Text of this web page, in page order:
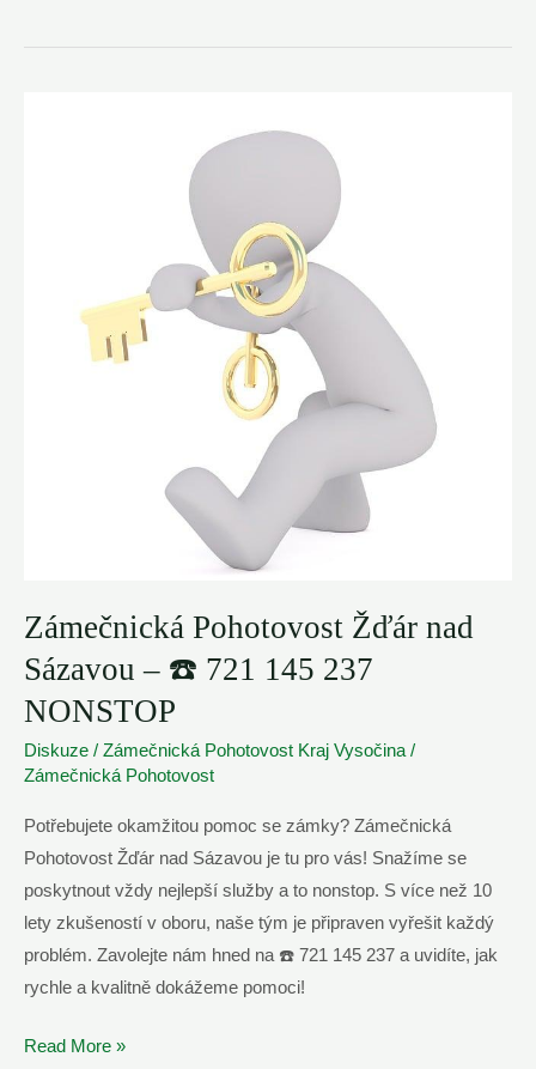
Třebíč
Zámečnická Pohotovost Žďár nad
Sázavou – ☎️ 721 145 237
NONSTOP
Diskuze / Zámečnická Pohotovost Kraj Vysočina/
Zámečnická Pohotovost
Potřebujete okamžitou pomoc se zámky? Zámečnická
Pohotovost Žďár nad Sázavou je tu pro vás! Snažíme se
poskytnout vždy nejlepší služby a to nonstop. S více než 10
lety zkušeností v oboru, naše tým je připraven vyřešit každý
problém. Zavolejte nám hned na ☎️ 721 145 237 a uvidíte, jak
rychle a kvalitně dokážeme pomoci!
Zámečnická
Read More »